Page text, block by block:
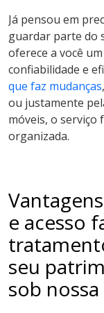
Já pensou em
guardar parte do
oferece a você
confiabilidade e
que faz mudanças
ou justamente
móveis, o serviço
organizada.
e acesso
seu
sob